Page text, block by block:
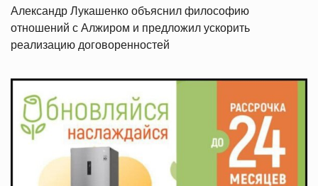
Александр Лукашенко объяснил философию
отношений с Алжиром и предложил ускорить
реализацию договоренностей